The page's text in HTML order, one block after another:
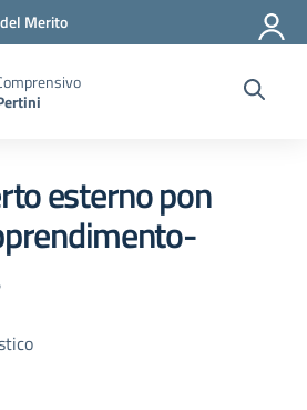
Merito
esterno pon